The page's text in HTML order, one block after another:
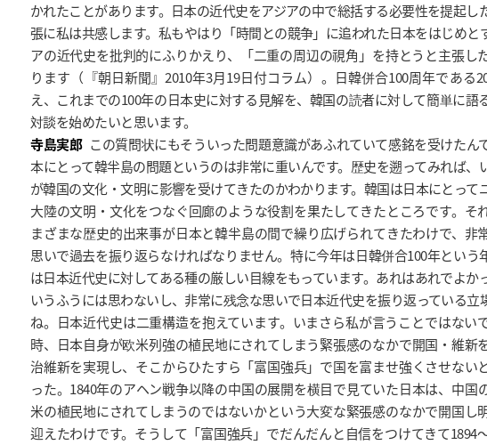
かれたことがあります。日本の近代史をアジアの中で総括する必要性を提起し
張に私は共感します。私もやはり「時間との競争」に追われた日本をはじめと
アの近代史を批判的にふりかえり、「二重の周辺の視角」を持とうと主張し
ります（『朝日新聞』2010年3月19日付コラム）。日韓併合100周年である
え、これまでの100年の日本史に対する見解を、韓国の読者に対して簡単に語
対談を始めたいと思います。
寺島実郎 この質問状にもそういった問題意識があふれていて感銘を受けたん
本にとって韓半島の問題というのは非常に重いんです。歴史を遡ってみれば、
が韓国の文化・文明に影響を受けてきたのかわかります。韓国は日本にとって
大陸の文明・文化をつなぐ回廊のような役割を果たしてきたところです。そ
まざまな歴史的出来事が日本と韓半島の間で繰り広げられてきたわけで、非
思いで過去を振り返らなければなりません。特に今年は日韓併合100年という
は日本近代史に対してある種の厳しい目線をもっています。あれはあれでよか
いうふうには思わないし、非常に残念な思いで日本近代史を振り返っている立
ね。日本近代史は二重構造を抱えています。いまさら私が言うことではない
時、日本自身が欧米列強の植民地にされてしまう緊張感のなかで開国・維新
治維新を実現し、そこからひたすら「富国強兵」で国を富ませ強くさせない
った。1840年のアヘン戦争以降の中国の展開を横目で見ていた日本は、中国
米の植民地にされてしまうのではないかという大変な緊張感のなかで開国し
迎えたわけです。そうして「富国強兵」でだんだんと自信をつけてきて1894